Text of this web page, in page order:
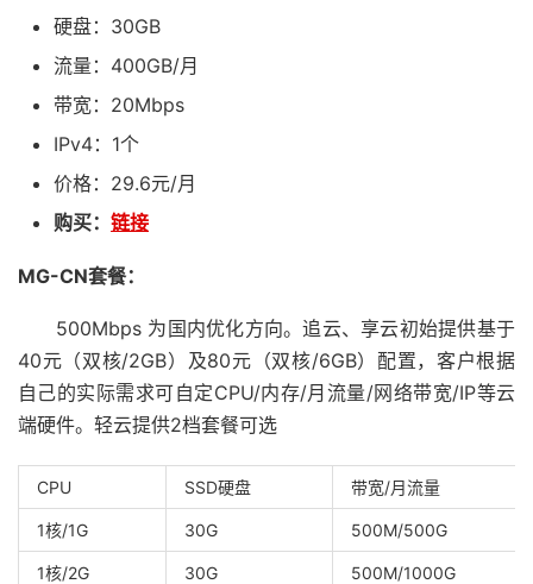
硬盘：30GB
流量：400GB/月
带宽：20Mbps
IPv4：1个
价格：29.6元/月
购买： 链接
MG-CN套餐：
500Mbps 为国内优化方向。追云、享云初始提供基于
40元（双核/2GB）及80元（双核/6GB）配置，客户根据
自己的实际需求可自定CPU/内存/月流量/网络带宽/IP等云
端硬件。轻云提供2档套餐可选
CPU SSD硬盘 带宽/月流量
1核/1G 30G 500M/500G
1核/2G 30G 500M/1000G